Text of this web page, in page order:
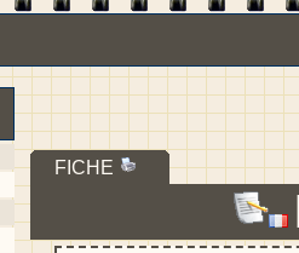
FICHE